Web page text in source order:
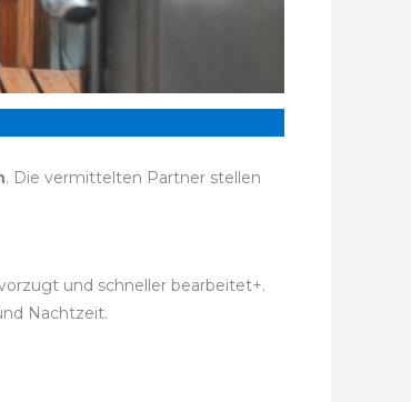
. Die vermittelten Partner stellen
und schneller bearbeitet+.
Nachtzeit.